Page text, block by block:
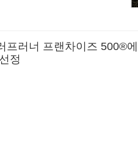
프러너 프랜차이즈 500®
정